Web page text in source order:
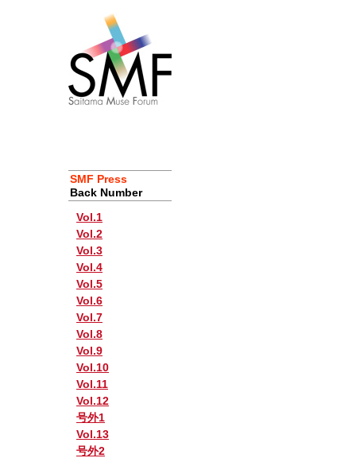
SMF Press
Back Number
Vol.1
Vol.2
Vol.3
Vol.4
Vol.5
Vol.6
Vol.7
Vol.8
Vol.9
Vol.10
Vol.11
Vol.12
号外1
Vol.13
号外2